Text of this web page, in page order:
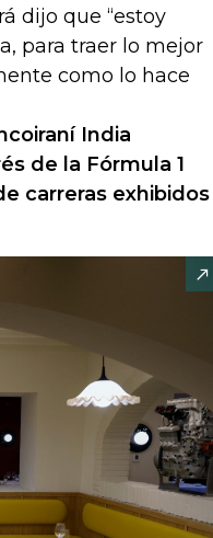
dijo que “estoy
para traer lo mejor
como lo hace
India
de la Fórmula 1
carreras exhibidos